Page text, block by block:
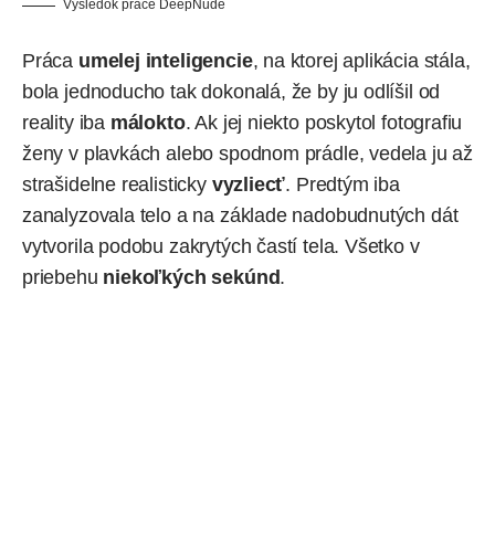
Výsledok práce DeepNude
Práca umelej inteligencie, na ktorej aplikácia stála,
bola jednoducho tak dokonalá, že by ju odlíšil od
reality iba málokto. Ak jej niekto poskytol fotografiu
ženy v plavkách alebo spodnom prádle, vedela ju až
strašidelne realisticky vyzliecť. Predtým iba
zanalyzovala telo a na základe nadobudnutých dát
vytvorila podobu zakrytých častí tela. Všetko v
priebehu niekoľkých sekúnd.